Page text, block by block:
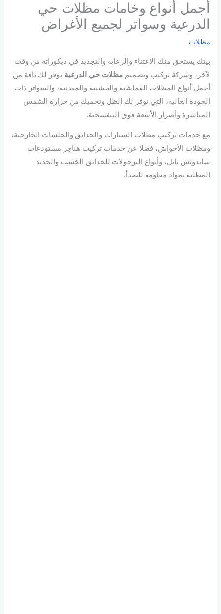
أجمل أنواع وخامات مظلات حي
الدرعية وسواتر لجميع الأغراض
مظلات
بيتك يستحق منك الاعتناء والرعاية والتجديد في ديكوراته من وقت
لآخر، وشركة تركيب وتصميممظلات حي الدرعية توفر لك باقة من
أجمل أنواع المظلات القماشية والخشبية والمعدنية، والسواتر ذات
الجودة العالية، التي توفر لك الظل وتحميك من حرارة الشمس
المباشرة وأضرار الأشعة فوق البنفسجية.
مع خدمات تركيب مظلات السيارات والحدائق والجلسات الخارجية،
ومظلات الأحواش، فضلا عن خدمات تركيب هناجر مستودعات
ساندوتش بانل، وأنواع البرجولات للحدائق الخشب والحديد
المطلية بمواد مقاومة للصدأ.